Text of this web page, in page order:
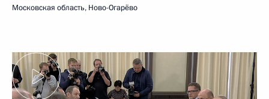
Московская область, Ново-Огарёво